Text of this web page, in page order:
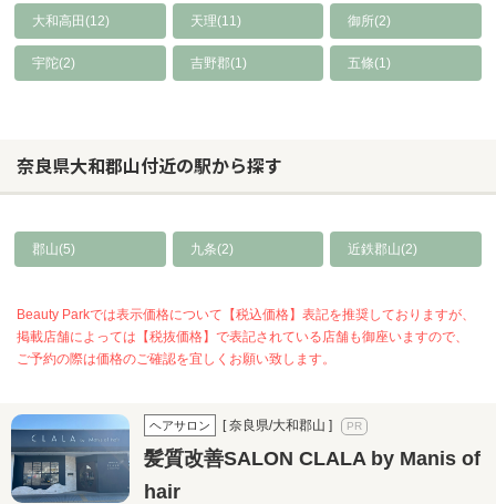
大和高田(12) 天理(11) 御所(2)
宇陀(2) 吉野郡(1) 五條(1)
奈良県大和郡山付近の駅から探す
郡山(5) 九条(2) 近鉄郡山(2)
Beauty Parkでは表示価格について【税込価格】表記を推奨しておりますが、
掲載店舗によっては【税抜価格】で表記されている店舗も御座いますので、
ご予約の際は価格のご確認を宜しくお願い致します。
ヘアサロン [ 奈良県/大和郡山 ]
髪質改善SALON CLALA by Manis of
hair